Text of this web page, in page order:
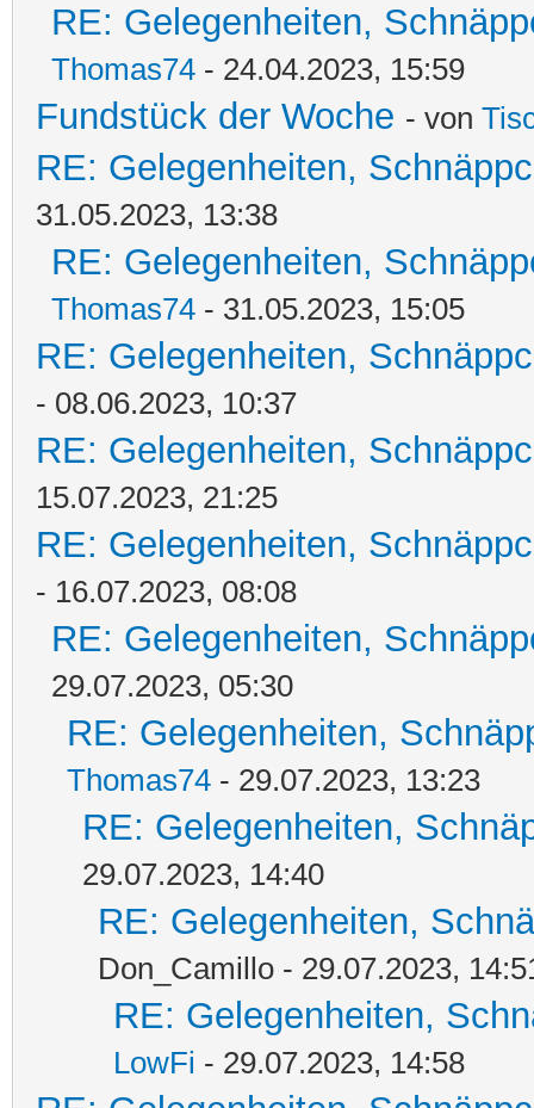
RE: Gelegenheiten,
Thomas74 - 24.04.2023, 15:59
Fundstück der Woche - von
RE: Gelegenheiten,
31.05.2023, 13:38
RE: Gelegenheiten,
Thomas74 - 31.05.2023, 15:05
RE: Gelegenheiten,
- 08.06.2023, 10:37
RE: Gelegenheiten,
15.07.2023, 21:25
RE: Gelegenheiten,
- 16.07.2023, 08:08
RE: Gelegenheiten,
29.07.2023, 05:30
RE: Gelegenheiten,
Thomas74 - 29.07.2023, 13:23
RE: Gelegenheiten,
29.07.2023, 14:40
RE: Gelegenheiten,
Don_Camillo - 29.07.2023,
RE: Gelegenheiten,
LowFi - 29.07.2023, 14:58